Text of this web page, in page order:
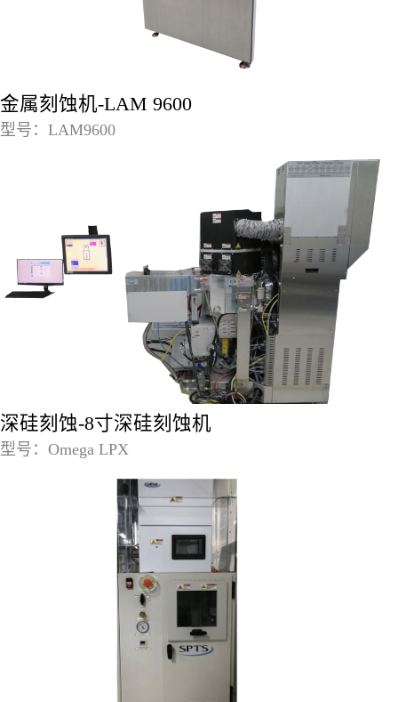
金属刻蚀机-LAM 9600
型号：LAM9600
深硅刻蚀-8寸深硅刻蚀机
型号：Omega LPX